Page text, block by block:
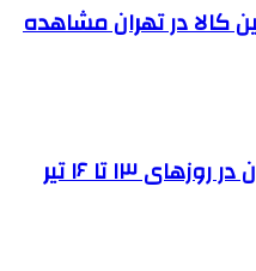
کالا در تهران مشاهده
اتحادیه های صنفی تهران در روزهای ۱۳ تا ۱۶ تیر